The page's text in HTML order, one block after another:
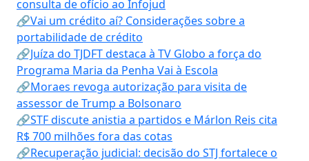
consulta de ofício ao Infojud
🔗Vai um crédito aí? Considerações sobre a
portabilidade de crédito
🔗Juíza do TJDFT destaca à TV Globo a força do
Programa Maria da Penha Vai à Escola
🔗Moraes revoga autorização para visita de
assessor de Trump a Bolsonaro
🔗STF discute anistia a partidos e Márlon Reis cita
R$ 700 milhões fora das cotas
🔗Recuperação judicial: decisão do STJ fortalece o